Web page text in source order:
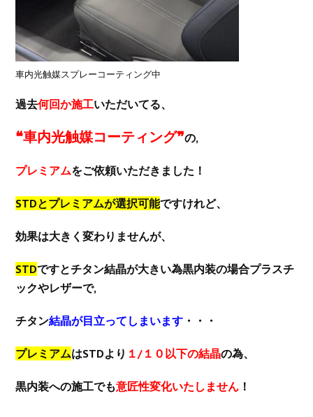
車内光触媒スプレーコーティング中
過去何回か施工いただいてる、
❝車内光触媒コーティング❞の,
プレミアムをご依頼いただきました！
STDとプレミアムが選択可能ですけれど、
効果は大きく変わりませんが、
STDですとチタン結晶が大きい為黒内装の場合プラスチ
ックやレザーで,
チタン結晶が目立ってしまいます ・・・
プレミアムはSTDより １/１０以下の結晶の為、
黒内装への施工でも意匠性変化いたしません ！